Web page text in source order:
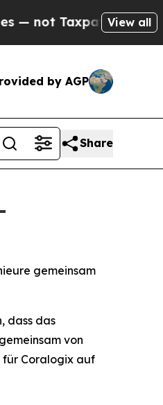
— the Chance to
View all
by AGP
Share
gemeinsam
dass das
von
für Coralogix auf